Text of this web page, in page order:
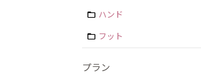
ハンド
フット
プラン